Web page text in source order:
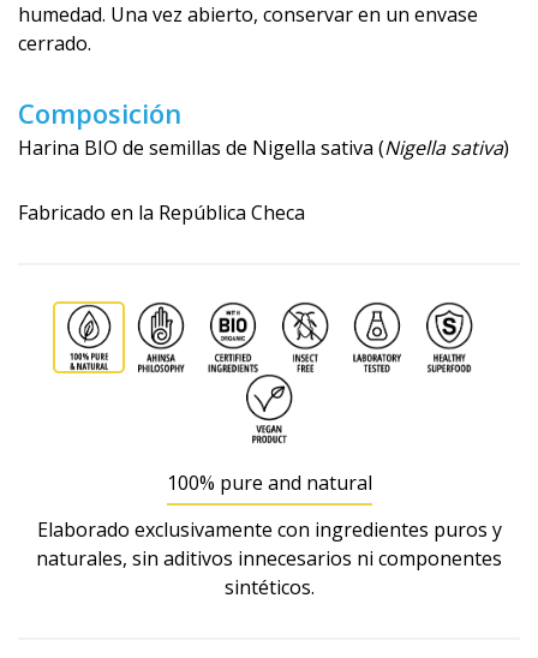
humedad. Una vez abierto, conservar en un envase
cerrado.
Composición
Harina BIO de semillas de Nigella sativa (Nigella sativa)
Fabricado en la República Checa
100% pure and natural
Elaborado exclusivamente con ingredientes puros y
naturales, sin aditivos innecesarios ni componentes
sintéticos.